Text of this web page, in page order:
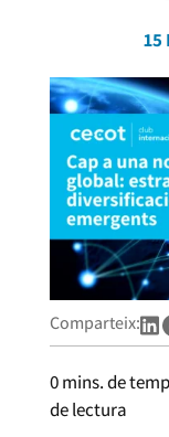
15
Comparteix:
0mins. de
de lectura